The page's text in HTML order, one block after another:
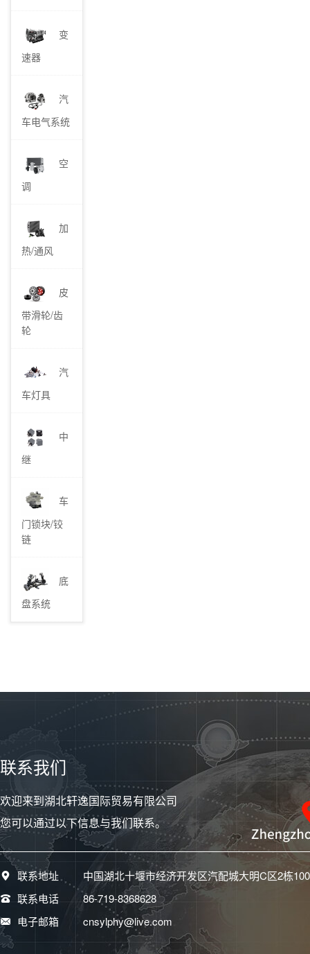
变
速器
汽
车电气系统
空
调
加
热/通风
皮
带滑轮/齿
轮
汽
车灯具
中
继
车
门锁块/铰
链
底
盘系统
联系我们
欢迎来到湖北轩逸国际贸易有限公司
您可以通过以下信息与我们联系。
联系地址
中国湖北十堰市经济开发区汽配城大明C区2栋
联系电话
86-719-8368628
电子邮箱
cnsylphy@live.com